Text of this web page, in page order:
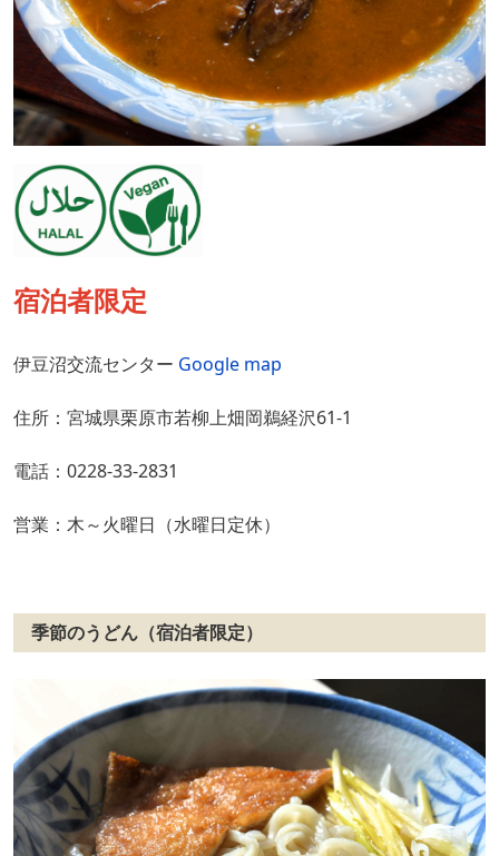
宿泊者限定
伊豆沼交流センター Google map
住所：宮城県栗原市若柳上畑岡鵜経沢61-1
電話：0228-33-2831
営業：木～火曜日（水曜日定休）
季節のうどん（宿泊者限定）